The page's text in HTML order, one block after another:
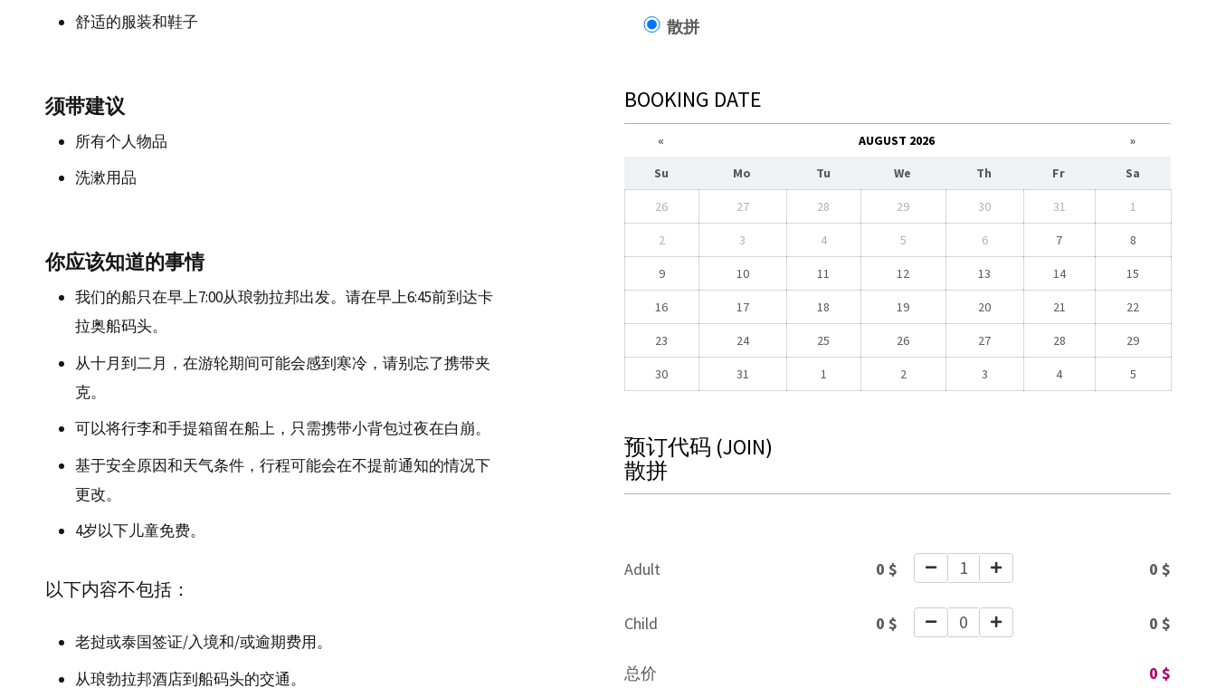
舒适的服装和鞋子
须带建议
所有个人物品
洗漱用品
你应该知道的事情
我们的船只在早上7:00从琅勃拉邦出发。请在早上6:45前到达卡
拉奥船码头。
从十月到二月，在游轮期间可能会感到寒冷，请别忘了携带夹
克。
可以将行李和手提箱留在船上，只需携带小背包过夜在白崩。
基于安全原因和天气条件，行程可能会在不提前通知的情况下
更改。
4岁以下儿童免费。
以下内容不包括：
老挝或泰国签证/入境和/或逾期费用。
从琅勃拉邦酒店到船码头的交通。
散拼
BOOKING DATE
« AUGUST 2026
»
Su
Mo Tu We Th Fr Sa
26 27 28 29 30 31 1
2 3 4 5 6 7 8
9 10 11 12 13 14 15
16 17 18 19 20 21 22
23 24 25 26 27 28 29
30 31 1 2 3 4 5
预订代码 (JOIN)
散拼
Adult 0 $ 1 0 $
Child 0 $ 0 0 $
总价 0 $